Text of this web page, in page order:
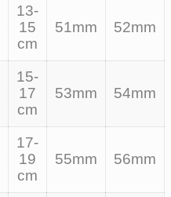
13-
15
cm
51mm 52mm
15-
17
cm
53mm 54mm
17-
19
cm
55mm 56mm